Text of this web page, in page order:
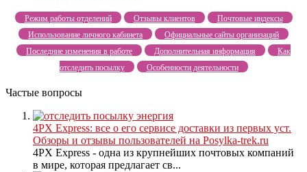
Режим работы отделений Отзывы клиентов
Почтовые индексы
Использование личного кабинета
Официальные сайты организаций
Последние изменения в работе
Дополнительная информация
Как
отследить посылку
Особенности деятельности
Частые вопросы
4PX Express: все о его сервисе доставки из первых уст.
Обзоры и отзывы пользователей на Posylka-trek.ru
4PX Express - одна из крупнейших почтовых компаний
в мире, которая предлагает св...